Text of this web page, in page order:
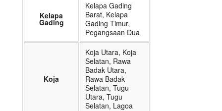
Kelapa
Gading
Kelapa Gading
Barat, Kelapa
Gading Timur,
Pegangsaan Dua
Koja
Koja Utara, Koja
Selatan, Rawa
Badak Utara,
Rawa Badak
Selatan, Tugu
Utara, Tugu
Selatan, Lagoa